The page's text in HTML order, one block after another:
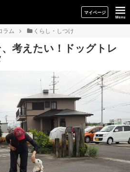
マイページ
ラム くらし・しつけ
考えたい！ドッグトレ